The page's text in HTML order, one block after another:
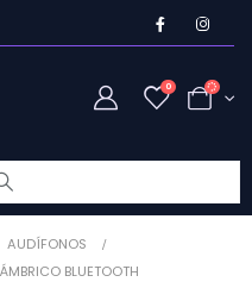
0
AUDÍFONOS
BLUETOOTH